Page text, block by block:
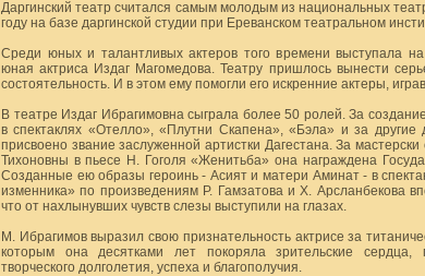
Даргинский театр считался самым молодым из национальных
году на базе даргинской студии при Ереванском театральном
Среди юных и талантливых актеров того времени выступала
юная актриса Издаг Магомедова. Театру пришлось вынести
состоятельность. И в этом ему помогли его искренние актеры,
В театре Издаг Ибрагимовна сыграла более 50 ролей. За
в спектаклях «Отелло», «Плутни Скапена», «Бэла» и за другие
присвоено звание заслуженной артистки Дагестана. За
Тихоновны в пьесе Н. Гоголя «Женитьба» она награждена
Созданные ею образы героинь - Асият и матери Аминат - в
изменника» по произведениям Р. Гамзатова и Х. Арсланбекова
что от нахлынувших чувств слезы выступили на глазах.
М. Ибрагимов выразил свою признательность актрисе за
которым она десятками лет покоряла зрительские сердца,
творческого долголетия, успеха и благополучия.